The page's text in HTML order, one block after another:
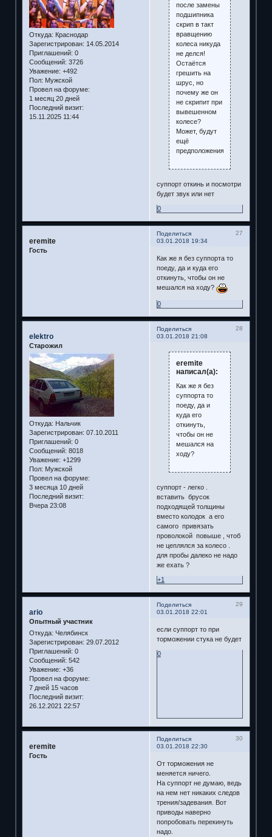
Откуда: Краснодар
Зарегистрирован: 14.05.2014
Приглашений: 0
Сообщений: 3726
Уважение: +492
Пол: Мужской
Провел на форуме:
1 месяц 20 дней
Последний визит:
15.11.2025 11:44
после замены
подшипника
скрип в такт
вравщению
колеса никуда
не делся!
Остаётся
грешить на
шрус, но
почему же он
не скрипит при
вывешенном
колесе?
Может, будут
ещё
предположения?
суппорт откинь и посмотри
будет звук или нет
0
Поделиться
27
03.01.2018 19:34
eremite
Гость
Как же я без суппорта то
поеду, да и куда его
откинуть, чтобы он не
мешался на ходу?
0
Поделиться
28
03.01.2018 21:08
elektro
Старожил
Откуда: Нальчик
Зарегистрирован: 07.10.2011
Приглашений: 0
Сообщений: 8018
Уважение: +1299
Пол: Мужской
Провел на форуме:
3 месяца 10 дней
Последний визит:
Вчера 23:08
eremite
написал(а):
Как же я без
суппорта то
поеду, да и
куда его
откинуть,
чтобы он не
мешался на
ходу?
суппорт - легко .
вставить брусок
подходящей толщины
вместо колодок а его
самого привязать
проволокой повыше , чтоб
не цеплялся за колесо .
для пробы далеко не надо
же ехать ?
+1
Поделиться
29
03.01.2018 22:01
ario
Опытный участник
Откуда: Челябинск
Зарегистрирован: 29.07.2012
Приглашений: 0
Сообщений: 542
Уважение: +36
Провел на форуме:
7 дней 15 часов
Последний визит:
26.12.2021 22:57
если суппорт то при
торможении стука не будет
0
Поделиться
30
03.01.2018 22:30
eremite
Гость
От торможения не
меняется ничего.
На суппорт не думаю, ведь
на нем нет никаких следов
трения/задевания. Вот
приводы наверно
попробовать перекинуть
надо.